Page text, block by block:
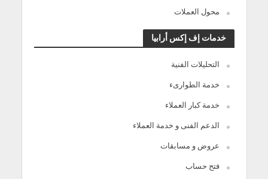
محول العملات
خدمات إف إكس أرابيا
التحليلات الفنية
خدمة الطوارىء
خدمة كبار العملاء
الدعم الفنى و خدمة العملاء
عروض و مسابقات
فتح حساب